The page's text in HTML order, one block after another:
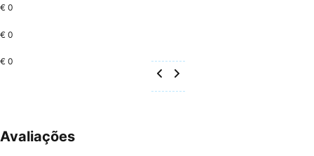
€ 0
€ 0
€ 0
Avaliações